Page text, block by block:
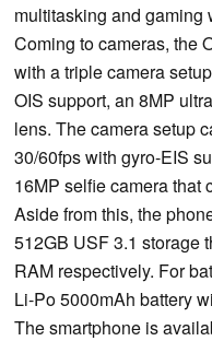
multitasking and gaming
Coming to cameras, the
with a triple camera
OIS support, an 8MP
lens. The camera setup
30/60fps with gyro-EIS
16MP selfie camera that
Aside from this, the
512GB USF 3.1 storage
RAM respectively. For
Li-Po 5000mAh battery
The smartphone is